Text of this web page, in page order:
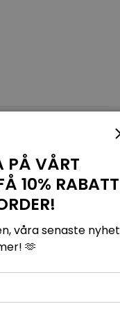
of 5
1
PÅ VÅRT
10% RABATT
våra senaste
🫶